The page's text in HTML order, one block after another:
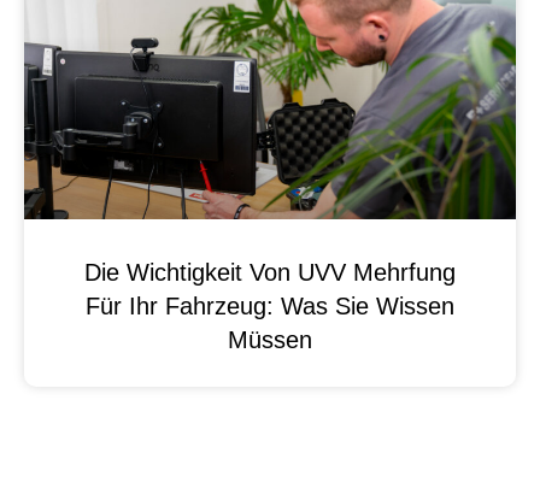
Die Wichtigkeit Von UVV Mehrfung
Für Ihr Fahrzeug: Was Sie Wissen
Müssen